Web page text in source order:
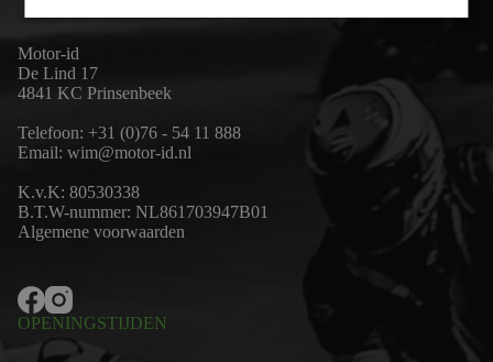
Motor-id
De Lind 17
4841 KC Prinsenbeek
Telefoon: +31 (0)76 - 54 11 888
Email: wim@motor-id.nl
K.v.K: 80530338
B.T.W-nummer: NL861703947B01
Algemene voorwaarden
OPENINGSTIJDEN